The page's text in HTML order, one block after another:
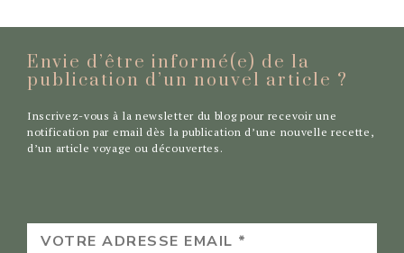
Envie d’être informé(e) de la
publication d’un nouvel article ?
Inscrivez-vous à la newsletter du blog pour recevoir une
notification par email dès la publication d’une nouvelle recette,
d’un article voyage ou découvertes.
VOTRE
ADRESSE